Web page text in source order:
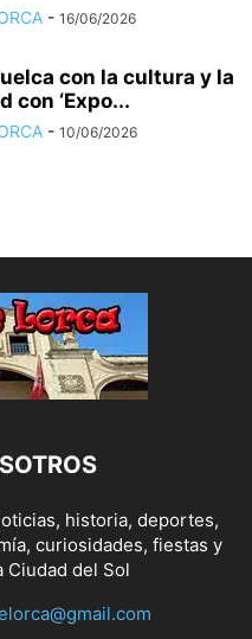
- 16/06/2026
con la cultura y la
con ‘Expo...
- 10/06/2026
historia, deportes,
curiosidades, fiestas y
Ciudad del Sol